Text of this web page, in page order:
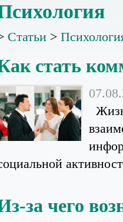
Статьи >
стать
за чего